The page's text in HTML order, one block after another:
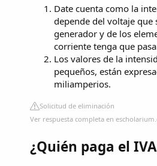
Date cuenta como la
depende del voltaje que
generador y de los
corriente tenga que
Los valores de la
pequeños, están
miliamperios.
Solicitud de eliminación
Ver respuesta completa en
¿Quién paga el